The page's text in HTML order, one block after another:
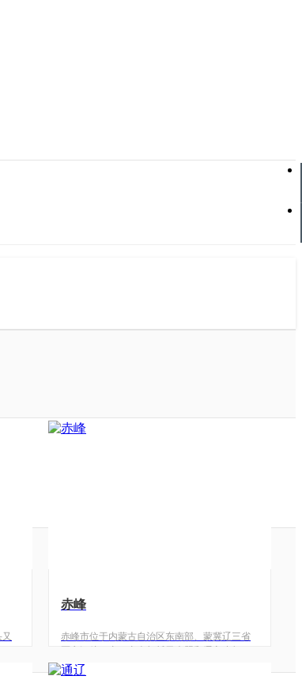
赤峰
赤峰市位于内蒙古自治区东南部、蒙冀辽三省
市毗邻，西南与河北承德接壤，西和北部与锡
林郭勒盟相连。“赤峰”因城区东北角有一座赭红